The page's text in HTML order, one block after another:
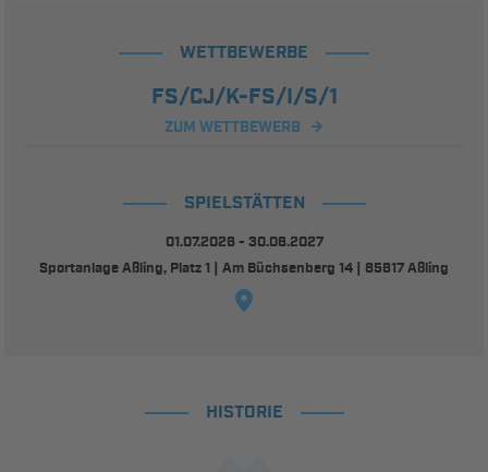
WETTBEWERBE
FS/CJ/K-FS/I/S/1
ZUM WETTBEWERB
SPIELSTÄTTEN
01.07.2026 - 30.06.2027
Sportanlage Aßling, Platz 1 | Am Büchsenberg 14 | 85617 Aßling
HISTORIE